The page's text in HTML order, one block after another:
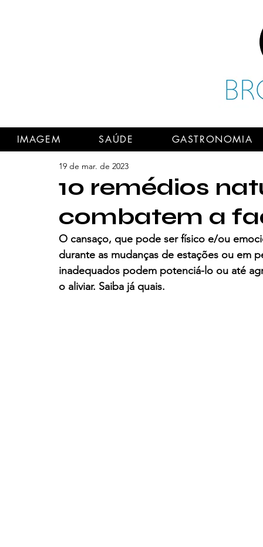
IMAGEM SAÚDE GASTRONOMIA
10 remédios
combatem a
19 de mar. de 2023
O cansaço, que pode ser físico e/ou
durante as mudanças de estações ou em
inadequados podem potenciá-lo ou até
o aliviar. Saiba já quais.